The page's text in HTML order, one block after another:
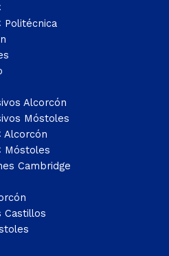
Politécnica
Alcorcón
Móstoles
Alcorcón
Móstoles
Cambridge
Castillos